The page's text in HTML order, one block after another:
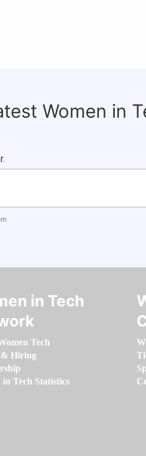
Women in
in Tech
Tech
Hiring
in Tech Statistics